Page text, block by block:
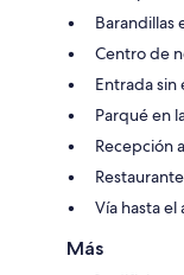
Barandillas
Centro de
Entrada sin
Parqué en
Recepción
Vía hasta el
Más